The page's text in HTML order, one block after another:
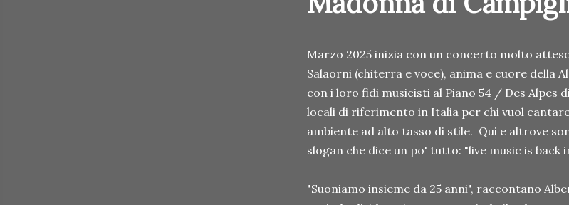
Marzo 2025 inizia con un concerto molto
Salaorni (chiterra e voce), anima e cuore della
con i loro fidi musicisti al Piano 54 / Des Alpes
locali di riferimento in Italia per chi vuol
ambiente ad alto tasso di stile. Qui e altrove
slogan che dice un po' tutto: "live music is back
"Suoniamo insieme da 25 anni", raccontano